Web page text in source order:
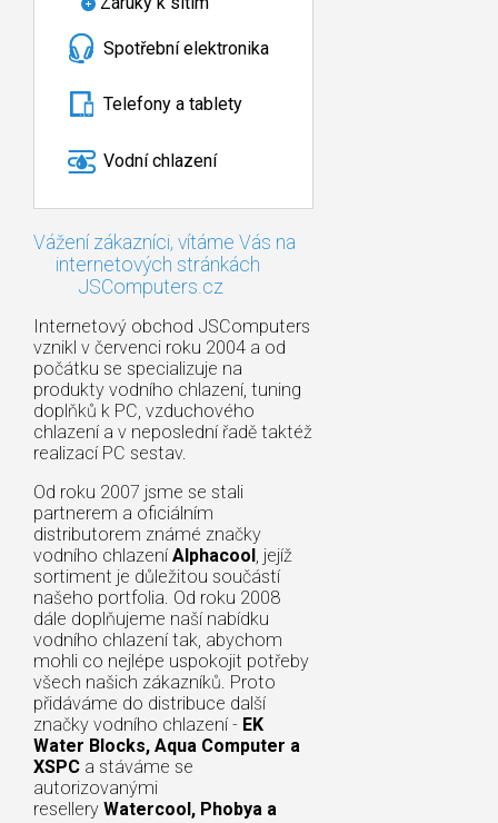
Spotřební elektronika
Telefony a tablety
Vodní chlazení
Vážení zákazníci, vítáme Vás na
internetových stránkách
JSComputers.cz
Internetový obchod JSComputers
vznikl v červenci roku 2004 a od
počátku se specializuje na
produkty vodního chlazení, tuning
doplňků k PC, vzduchového
chlazení a v neposlední řadě taktéž
realizací PC sestav.
Od roku 2007 jsme se stali
partnerem a oficiálním
distributorem známé značky
vodního chlazení Alphacool, jejíž
sortiment je důležitou součástí
našeho portfolia. Od roku 2008
dále doplňujeme naší nabídku
vodního chlazení tak, abychom
mohli co nejlépe uspokojit potřeby
všech našich zákazníků. Proto
přidáváme do distribuce další
značky vodního chlazení - EK
Water Blocks, Aqua Computer a
XSPC a stáváme se
autorizovanými
resellery Watercool, Phobya a